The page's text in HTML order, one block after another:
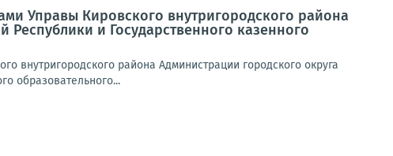
Управы Кировского внутригородского района
и Государственного казенного
внутригородского района Администрации городского округа
образовательного...